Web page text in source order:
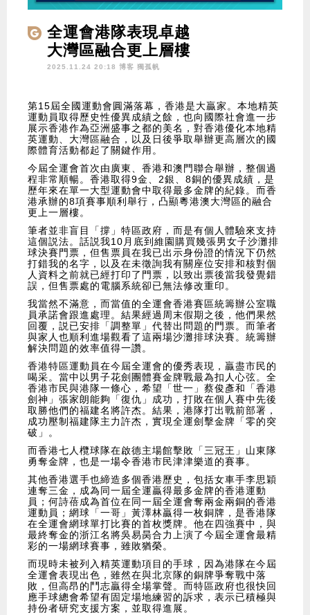
全運會港隊表現卓越
大灣區融合更上層樓
2025.11.24 20:18 博客 獨孤帆
第15屆全國運動會圓滿落幕，香港是大贏家。本地精英
運動員取得歷史性優異成績之餘，也向國際社會進一步
展示香港作為亞洲盛事之都的美名，對香港優化本地精
英運動、大灣區融合，以及日後爭取舉辦更高層次的國
際體育活動都起了關鍵作用。
今屆全運會首次由廣東、香港和澳門聯合舉辦，整個過
程非常順暢。香港取得9金、2銀、8銅的優異成績，是
歷年來在單一大型運動會中取得最多金牌的紀錄。而香
港承辦的8項賽事順利舉行，凸顯粵港澳大灣區的融合
更上一層樓。
筆者並非盲目「撐」特區政府，而是有個人體驗來支持
這個説法。話説我10月底到維園購買幾張男女子沙灘排
球決賽門票，但售票員在我已出示身份證的情況下仍然
打錯我的名字，以及在未徵詢我有關座位安排和核對個
人資料之前就已經打印了門票，以致出票後當我發覺錯
誤，但售票處的電腦系統卻已無法修改重印。
我當然不滿意，而當值的全運會香港賽區統籌辦公室職
員承諾會跟進處理。結果經過周末假期之後，他們果然
回覆，説已安排「調整單」代替出問題的門票。而筆者
與家人也順利進場觀看了這兩場沙灘排球決賽。統籌辦
解決問題的效率值得一讚。
香港特區運動員在今屆全運會的優秀表現，贏盡市民的
喝采。當中以男子花劍團體賽金牌戰最為扣人心弦。全
香港市民與港隊一條心，希望「世一」蔡俊彥和「香港
劍神」張家朗能夠「復仇」成功，打敗在個人賽中先後
取勝他們的福建名將許杰。結果，港隊打出戰前部署，
成功壓制福建隊主力許杰，實現全運劍擊金牌「零的突
破」。
而香港七人欖球隊在啟德主場館擊敗「三冠王」山東隊
勇奪金牌，也是一場令香港市民津津樂道的賽事。
其他香港選手也締造多個香港歷史，包括女車手李思穎
連奪三金，成為同一屆全運贏得最多金牌的香港運動
員；何詩蓓成為首位在同一屆全運會奪兩金兩銅的香港
運動員；網球「一哥」黃澤林贏得一枚銅牌，是香港隊
在全運會網球單打比賽的首枚獎牌。他在四強賽中，與
最終奪金的浙江名將吳易昺合力上演了今屆全運會最精
彩的一場網球賽事，雖敗猶榮。
而現時未被列入精英運動項目的手球，因為港隊在今屆
全運會表現出色，雖然在與北京隊的銅牌爭奪戰中落
敗，但高昂的鬥志贏得全場掌聲。而特區政府也很快回
應手球總會希望有固定場地練習的訴求，表示已積極與
持份者研究支援方案，並取得進展。